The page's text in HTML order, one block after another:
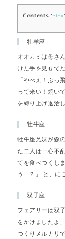
Contents [hide]
牡羊座
オオカミは母さ
けた手を見せて
「やべえ！ぶっ
って来い！焼い
を縛り上げ退治
牡牛座
牡牛座兄妹が森
た二人は一心不
てを食べつくし
う…？」 と、に
双子座
フェアリーは双
をかけましたよ
つくりメルカリ